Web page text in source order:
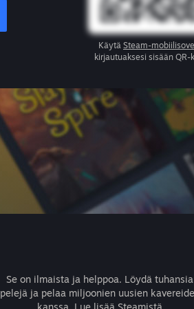
Käytä Steam-
kirjautuaksesi sisään QR-
Se on ilmaista ja helppoa. Löydä tuhansia
pelejä ja pelaa miljoonien uusien
kanssa. Lue lisää Steamistä